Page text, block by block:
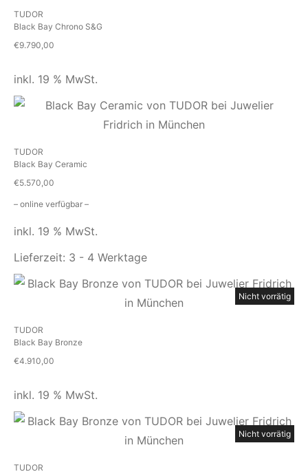
TUDOR
Black Bay Chrono S&G
€9.790,00
inkl. 19 % MwSt.
TUDOR
Black Bay Ceramic
€5.570,00
– online verfügbar –
inkl. 19 % MwSt.
Lieferzeit: 3 - 4 Werktage
Nicht vorrätig
TUDOR
Black Bay Bronze
€4.910,00
inkl. 19 % MwSt.
Nicht vorrätig
TUDOR